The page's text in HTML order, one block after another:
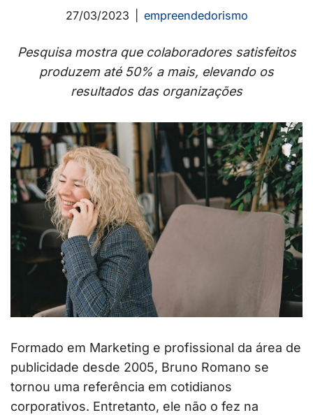
27/03/2023 empreendedorismo
Pesquisa mostra que colaboradores satisfeitos
produzem até 50% a mais, elevando os
resultados das organizações
Formado em Marketing e profissional da área de
publicidade desde 2005, Bruno Romano se
tornou uma referência em cotidianos
corporativos. Entretanto, ele não o fez na